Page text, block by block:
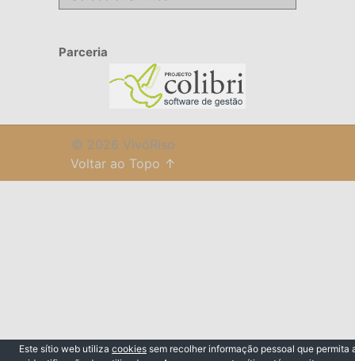
Parceria
© 2026 VivóRiso
Voltar ao Topo ↑
Este sítio web utiliza cookies sem recolher informação pessoal que permita